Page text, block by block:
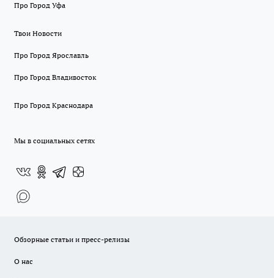
Про Город Уфа
Твои Новости
Про Город Ярославль
Про Город Владивосток
Про Город Краснодара
Мы в социальных сетях
Обзорные статьи и пресс-релизы
О нас